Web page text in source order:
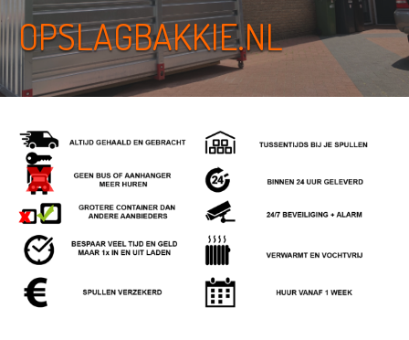
OPSLAGBAKKIE.NL